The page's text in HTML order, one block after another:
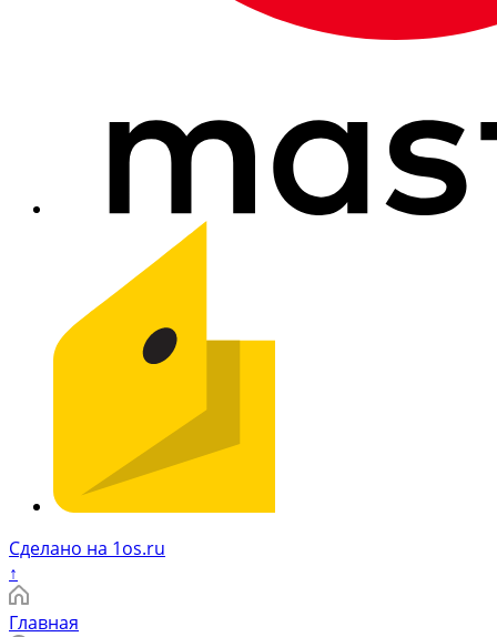
Сделано на 1os.ru
↑
Главная